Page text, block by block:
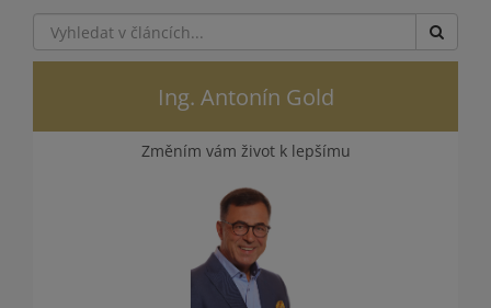
Ing. Antonín Gold
Změním vám život k lepšímu